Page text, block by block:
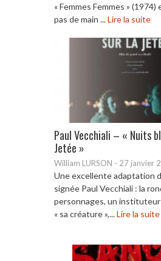
« Femmes Femmes » (1974)
pas de main ...Lire la suite
Paul Vecchiali – « Nuits
Jetée »
William LURSON - 27 janvier
Une excellente adaptation
signée Paul Vecchiali : la
personnages, un
« sa créature »,...Lire la suite